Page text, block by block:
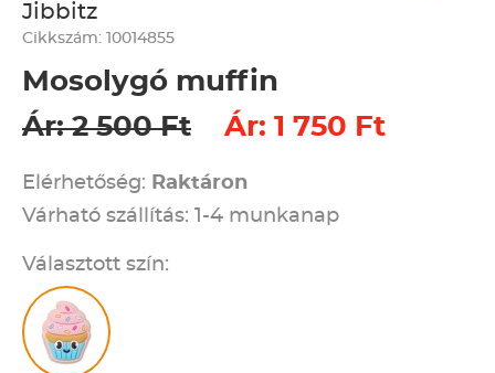
Jibbitz
Cikkszám: 10014855
Mosolygó muffin
Ár: 2 500 Ft
Ár: 1 750 Ft
Elérhetőség: Raktáron
Várható szállítás: 1-4 munkanap
Választott szín: